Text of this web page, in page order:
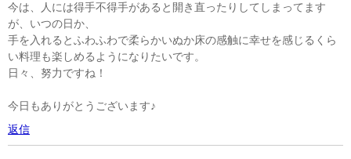
今は、人には得手不得手があると開き直ったりしてしまってます
が、いつの日か、
手を入れるとふわふわで柔らかいぬか床の感触に幸せを感じるくら
い料理も楽しめるようになりたいです。
日々、努力ですね！
今日もありがとうございます♪
返信